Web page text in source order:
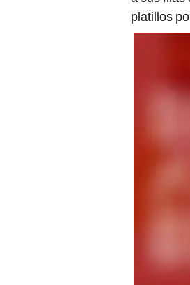
platillos